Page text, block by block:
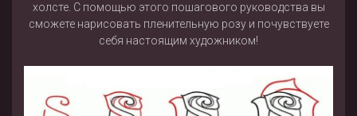
холсте. С помощью этого пошагового руководства вы
сможете нарисовать пленительную розу и почувствуете
себя настоящим художником!